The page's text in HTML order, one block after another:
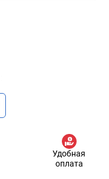
Удобная
оплата